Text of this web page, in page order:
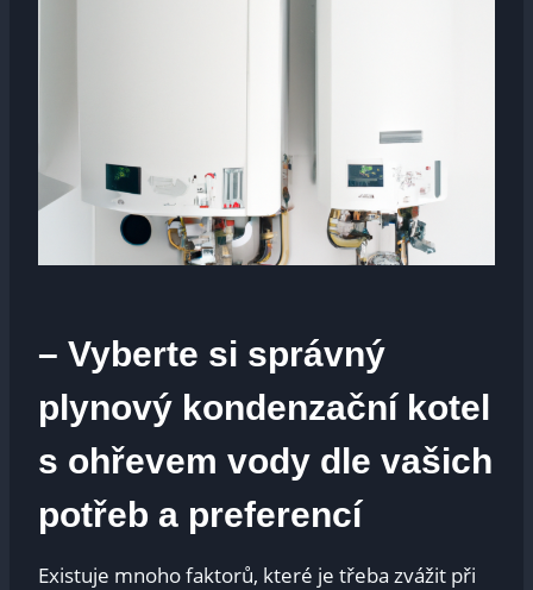
– Vyberte si správný
plynový kondenzační kotel
s ohřevem vody dle vašich
potřeb a preferencí
Existuje mnoho faktorů, které je třeba zvážit při